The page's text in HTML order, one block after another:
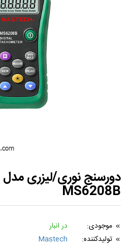
MS6208B
موجودی:
در انبار
تولیدکننده:
Mastech